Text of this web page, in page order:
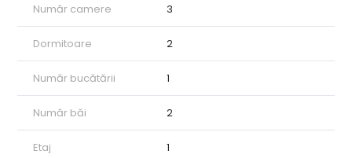
• Grădină și spații verzi amenajate
• Loc de joacă pentru copii
Parcare și spații de depozitare:
• Parcare subterană: 8.000 € (obligatorie pentru
apartamentele de la parter și etaj 1)
Stadiu: în construcție (fază roșu)
Finalizare estimată: 2026
ID intern: CP2644936
Număr camere 3
Dormitoare 2
Număr bucătării 1
Număr băi 2
Etaj 1